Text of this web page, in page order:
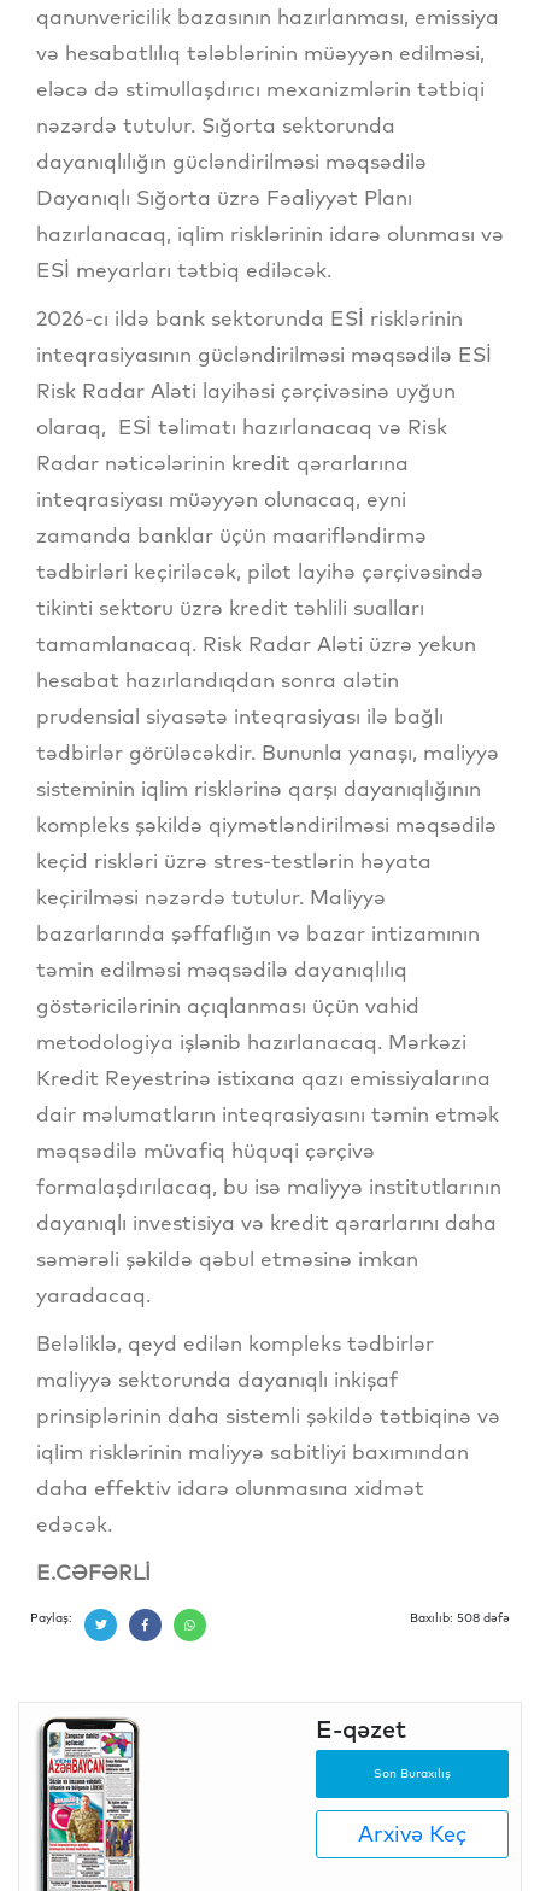
qanunvericilik bazasının hazırlanması, emissiya
və hesabatlılıq tələblərinin müəyyən edilməsi,
eləcə də stimullaşdırıcı mexanizmlərin tətbiqi
nəzərdə tutulur. Sığorta sektorunda
dayanıqlılığın gücləndirilməsi məqsədilə
Dayanıqlı Sığorta üzrə Fəaliyyət Planı
hazırlanacaq, iqlim risklərinin idarə olunması və
ESİ meyarları tətbiq ediləcək.
2026-cı ildə bank sektorunda ESİ risklərinin
inteqrasiyasının gücləndirilməsi məqsədilə ESİ
Risk Radar Aləti layihəsi çərçivəsinə uyğun
olaraq, ESİ təlimatı hazırlanacaq və Risk
Radar nəticələrinin kredit qərarlarına
inteqrasiyası müəyyən olunacaq, eyni
zamanda banklar üçün maarifləndirmə
tədbirləri keçiriləcək, pilot layihə çərçivəsində
tikinti sektoru üzrə kredit təhlili sualları
tamamlanacaq. Risk Radar Aləti üzrə yekun
hesabat hazırlandıqdan sonra alətin
prudensial siyasətə inteqrasiyası ilə bağlı
tədbirlər görüləcəkdir. Bununla yanaşı, maliyyə
sisteminin iqlim risklərinə qarşı dayanıqlığının
kompleks şəkildə qiymətləndirilməsi məqsədilə
keçid riskləri üzrə stres-testlərin həyata
keçirilməsi nəzərdə tutulur. Maliyyə
bazarlarında şəffaflığın və bazar intizamının
təmin edilməsi məqsədilə dayanıqlılıq
göstəricilərinin açıqlanması üçün vahid
metodologiya işlənib hazırlanacaq. Mərkəzi
Kredit Reyestrinə istixana qazı emissiyalarına
dair məlumatların inteqrasiyasını təmin etmək
məqsədilə müvafiq hüquqi çərçivə
formalaşdırılacaq, bu isə maliyyə institutlarının
dayanıqlı investisiya və kredit qərarlarını daha
səmərəli şəkildə qəbul etməsinə imkan
yaradacaq.
Beləliklə, qeyd edilən kompleks tədbirlər
maliyyə sektorunda dayanıqlı inkişaf
prinsiplərinin daha sistemli şəkildə tətbiqinə və
iqlim risklərinin maliyyə sabitliyi baxımından
daha effektiv idarə olunmasına xidmət
edəcək.
E.CƏFƏRLİ
Paylaş: Baxılıb: 508 dəfə
E-qəzet
Son Buraxılış
Arxivə Keç